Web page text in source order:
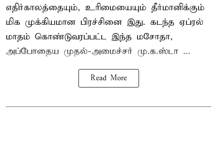
எதிர்காலத்தையும், உரிமையையும் தீர்மானிக்கும்
மிக முக்கியமான பிரச்சினை இது. கடந்த ஏப்ரல்
மாதம் கொண்டுவரப்பட்ட இந்த மசோதா,
அப்போதைய முதல்-அமைச்சர் மு.க.ஸ்டா ...
Read More